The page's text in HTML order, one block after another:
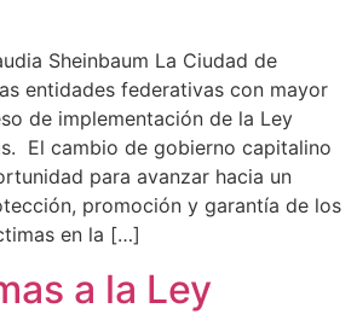
Sheinbaum La Ciudad de
entidades federativas con mayor
de implementación de la Ley
El cambio de gobierno capitalino
para avanzar hacia un
promoción y garantía de los
en la […]
a la Ley